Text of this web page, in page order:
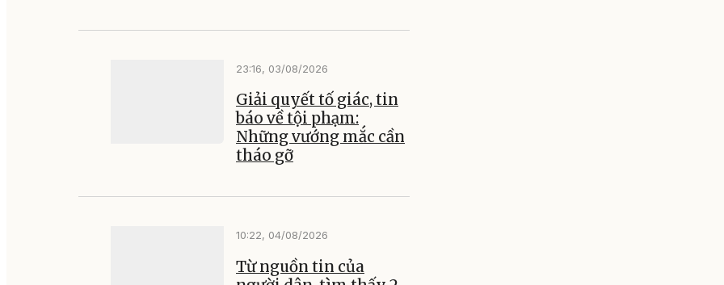
23:16, 03/08/2026
Giải quyết tố giác, tin
báo về tội phạm:
Những vướng mắc cần
tháo gỡ
10:22, 04/08/2026
Từ nguồn tin của